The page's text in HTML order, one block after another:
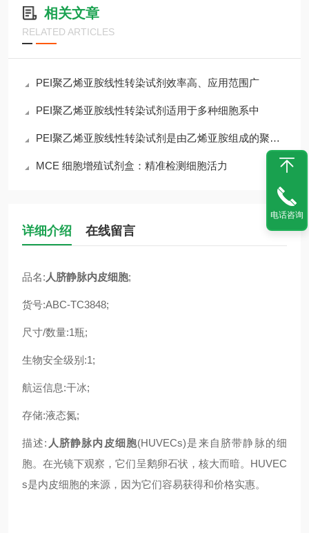
相关文章
RELATED ARTICLES
PEI聚乙烯亚胺线性转染试剂效率高、应用范围广
PEI聚乙烯亚胺线性转染试剂适用于多种细胞系中
PEI聚乙烯亚胺线性转染试剂是由乙烯亚胺组成的聚合物
MCE 细胞增殖试剂盒：精准检测细胞活力
详细介绍 在线留言
品名: 人脐静脉内皮细胞;
货号:ABC-TC3848;
尺寸/数量:1瓶;
生物安全级别:1;
航运信息:干冰;
存储:液态氮;
描述: 人脐静脉内皮细胞(HUVECs)是来自脐带静脉的细
胞。在光镜下观察，它们呈鹅卵石状，核大而暗。HUVEC
s是内皮细胞的来源，因为它们容易获得和价格实惠。
电话咨询